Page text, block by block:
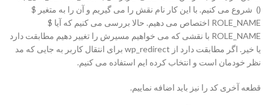
() شروع می کنیم. با این کار نام نقش را می گیریم و آن را به متغیر $
ROLE_NAME اختصاص می دهیم. حالا بررسی می کنیم که آیا $
ROLE_NAME با نقشی که می خواهیم مسیرش را تغییر دهیم مطابقت دارد
یا خیر. اگر مطابقت دارد از wp_redirect برای انتقال کاربر به جایی که مد
نظر خودمان است و انتخاب کرده ایم استفاده می کنیم.
قطعه آخری کد را نیز باید اضافه نماییم.